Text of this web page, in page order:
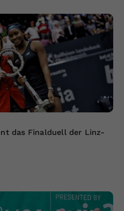
das Finalduell der Linz-